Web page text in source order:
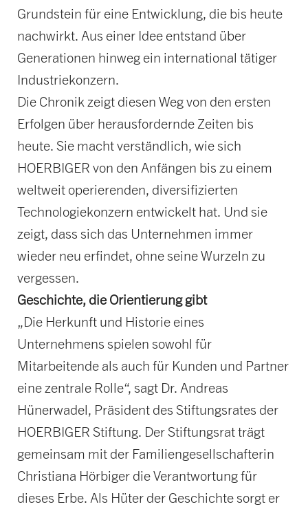
Grundstein für eine Entwicklung, die bis heute
nachwirkt. Aus einer Idee entstand über
Generationen hinweg ein international tätiger
Industriekonzern.
Die Chronik zeigt diesen Weg von den ersten
Erfolgen über herausfordernde Zeiten bis
heute. Sie macht verständlich, wie sich
HOERBIGER von den Anfängen bis zu einem
weltweit operierenden, diversifizierten
Technologiekonzern entwickelt hat. Und sie
zeigt, dass sich das Unternehmen immer
wieder neu erfindet, ohne seine Wurzeln zu
vergessen.
Geschichte, die Orientierung gibt
„Die Herkunft und Historie eines
Unternehmens spielen sowohl für
Mitarbeitende als auch für Kunden und Partner
eine zentrale Rolle“, sagt Dr. Andreas
Hünerwadel, Präsident des Stiftungsrates der
HOERBIGER Stiftung. Der Stiftungsrat trägt
gemeinsam mit der Familiengesellschafterin
Christiana Hörbiger die Verantwortung für
dieses Erbe. Als Hüter der Geschichte sorgt er